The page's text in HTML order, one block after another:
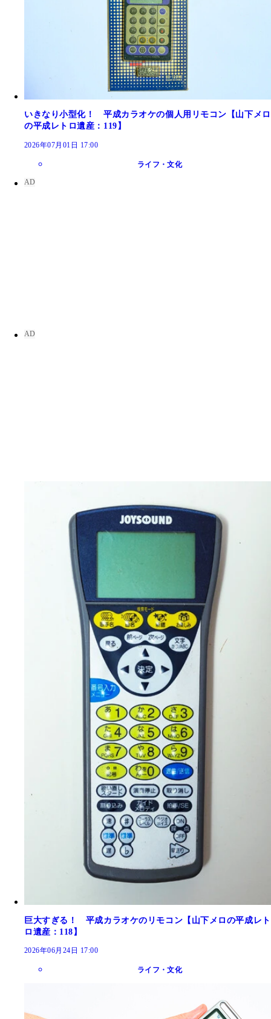
いきなり小型化！ 平成カラオケの個人用リモコン【山下メロ
の平成レトロ遺産：119】
2026年07月01日 17:00
ライフ・文化
巨大すぎる！ 平成カラオケのリモコン【山下メロの平成レト
ロ遺産：118】
2026年06月24日 17:00
ライフ・文化